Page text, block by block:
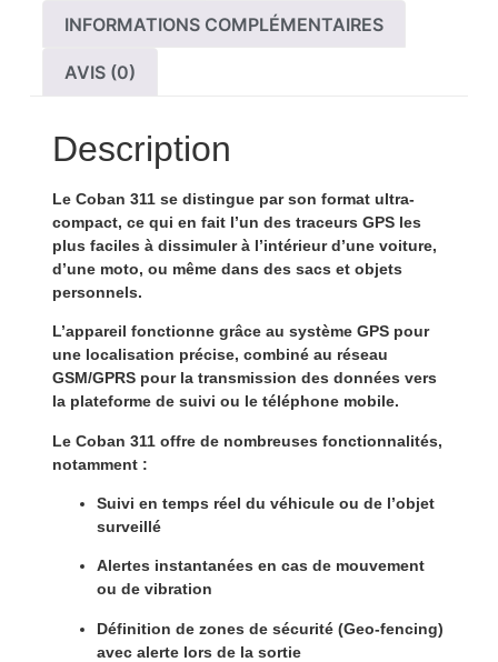
INFORMATIONS COMPLÉMENTAIRES
AVIS (0)
Description
Le Coban 311se distingue par son format ultra-
compact, ce qui en fait l’un des traceurs GPS les
plus faciles à dissimuler à l’intérieur d’une voiture,
d’une moto, ou même dans des sacs et objets
personnels.
L’appareil fonctionne grâce au système GPSpour
une localisation précise, combiné au réseau
GSM/GPRSpour la transmission des données vers
la plateforme de suivi ou le téléphone mobile.
Le Coban 311offre de nombreuses fonctionnalités,
notamment :
Suivi en temps réel du véhicule ou de l’objet
surveillé
Alertes instantanées en cas de mouvement
ou de vibration
Définition de zones de sécurité (Geo-fencing)
avec alerte lors de la sortie